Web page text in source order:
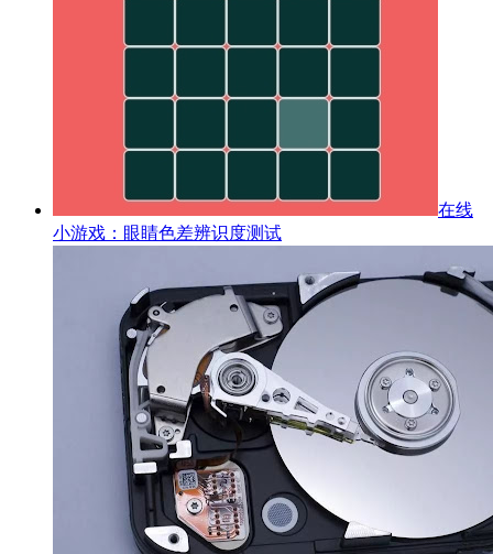
在线
小游戏：眼睛色差辨识度测试